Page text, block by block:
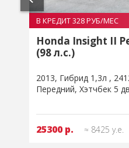
В КРЕДИТ 242 РУБ/МЕС
Opel Astra H
л.с.)
2008 Бензин 1,8л
Передний Седан
18700 р. ≈ 6225 у.е.